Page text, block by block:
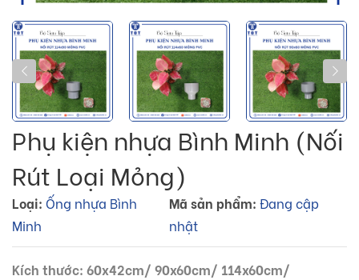
Phụ kiện nhựa Bình Minh (Nối
Rút Loại Mỏng)
Loại: Ống nhựa Bình
Minh
Mã sản phẩm: Đang cập
nhật
Kích thước: 60x42cm/ 90x60cm/ 114x60cm/